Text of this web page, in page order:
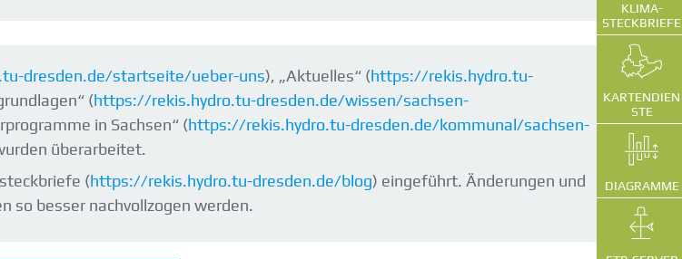
dresden.de/startseite/ueber-uns), „Aktuelles“ (https://rekis.hydro.tu-
(https://rekis.hydro.tu-dresden.de/wissen/sachsen-
in Sachsen“ (https://rekis.hydro.tu-dresden.de/kommunal/sachsen-
überarbeitet.
(https://rekis.hydro.tu-dresden.de/blog) eingeführt. Änderungen und
so besser nachvollzogen werden.
KLIMA-
STECKBRIEFE
KARTENDIEN
STE
DIAGRAMME